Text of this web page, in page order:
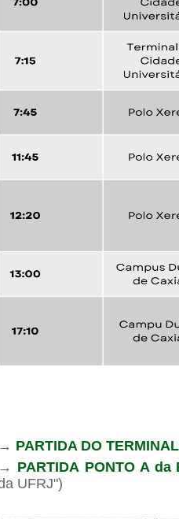
→ PARTIDA DO
→ PARTIDAPONTO A da
UFRJ")